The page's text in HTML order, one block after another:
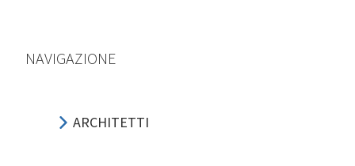
NAVIGAZIONE
ARCHITETTI